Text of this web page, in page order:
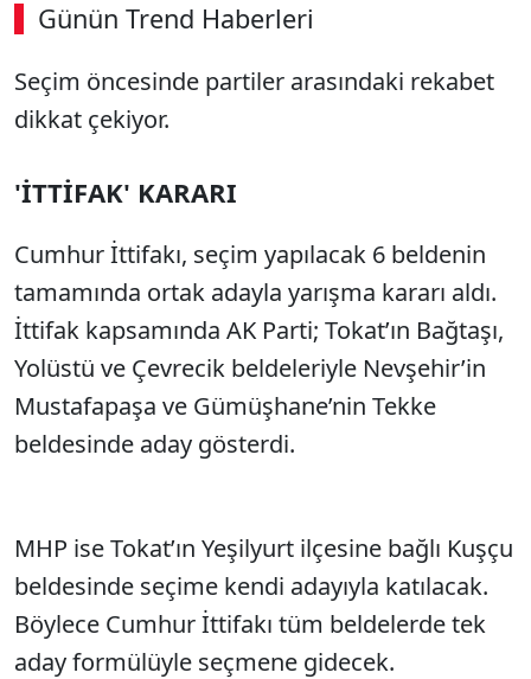
Günün Trend Haberleri
Seçim öncesinde partiler arasındaki rekabet
dikkat çekiyor.
'İTTİFAK' KARARI
Cumhur İttifakı, seçim yapılacak 6 beldenin
tamamında ortak adayla yarışma kararı aldı.
İttifak kapsamında AK Parti; Tokat’ın Bağtaşı,
Yolüstü ve Çevrecik beldeleriyle Nevşehir’in
Mustafapaşa ve Gümüşhane’nin Tekke
beldesinde aday gösterdi.
MHP ise Tokat’ın Yeşilyurt ilçesine bağlı Kuşçu
beldesinde seçime kendi adayıyla katılacak.
Böylece Cumhur İttifakı tüm beldelerde tek
aday formülüyle seçmene gidecek.